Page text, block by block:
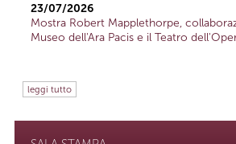
23/07/2026
Mostra Robert Mapplethorpe,
Museo dell'Ara Pacis e il Teatro
leggi tutto